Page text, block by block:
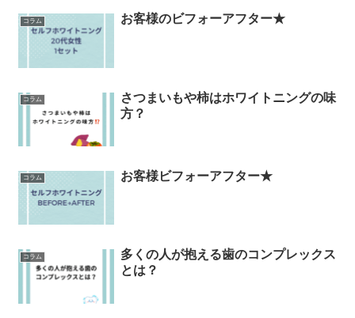
コラム お客様のビフォーアフター★
コラム
さつまいもや柿はホワイトニングの味
方？
コラム お客様ビフォーアフター★
コラム
多くの人が抱える歯のコンプレックス
とは？